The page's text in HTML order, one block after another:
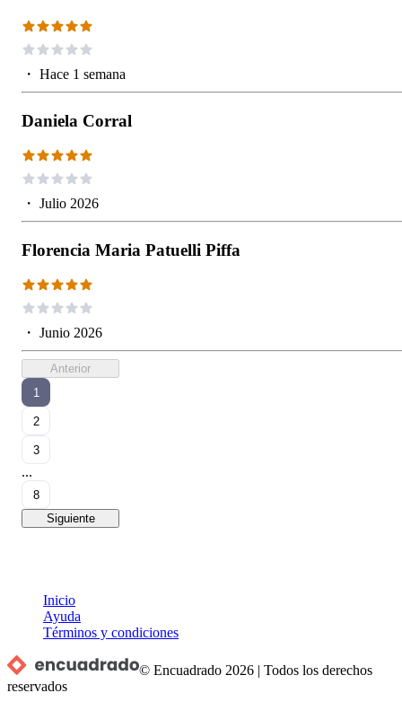
・ Hace 1 semana
Daniela Corral
・ Julio 2026
Florencia Maria Patuelli Piffa
・ Junio 2026
Anterior
1
2
3
...
8
Siguiente
Inicio
Ayuda
Términos y condiciones
© Encuadrado 2026 |Todos los derechos
reservados